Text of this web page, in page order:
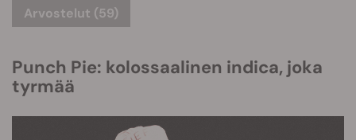
Arvostelut (59)
Punch Pie: kolossaalinen indica, joka
tyrmää